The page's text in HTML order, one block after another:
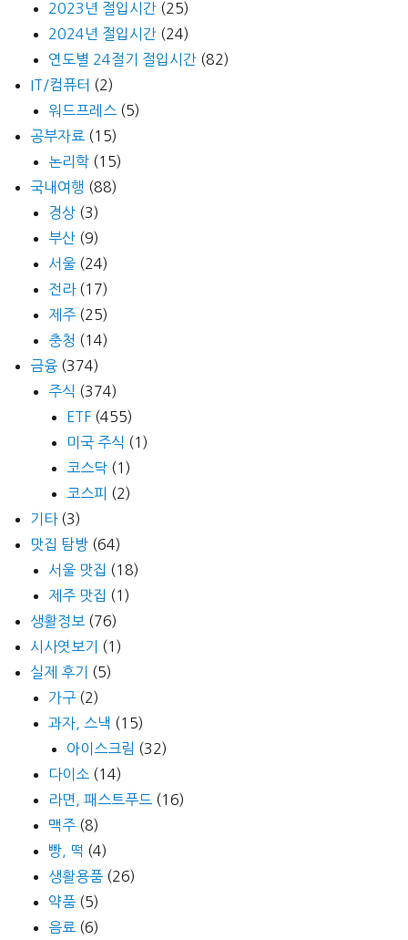
2023년 절입시간 (25)
2024년 절입시간 (24)
연도별 24절기 절입시간 (82)
IT/컴퓨터 (2)
워드프레스 (5)
공부자료 (15)
논리학 (15)
국내여행 (88)
경상 (3)
부산 (9)
서울 (24)
전라(17)
제주 (25)
충청 (14)
금융 (374)
주식 (374)
ETF (455)
미국 주식 (1)
코스닥 (1)
코스피 (2)
기타(3)
맛집 탐방 (64)
서울 맛집 (18)
제주 맛집 (1)
생활정보 (76)
시사엿보기
(1)
실제 후기
(5)
가구 (2)
과자, 스낵 (15)
아이스크림 (32)
다이소 (14)
라면, 패스트푸드 (16)
맥주 (8)
빵, 떡 (4)
생활용품 (26)
약품 (5)
음료 (6)